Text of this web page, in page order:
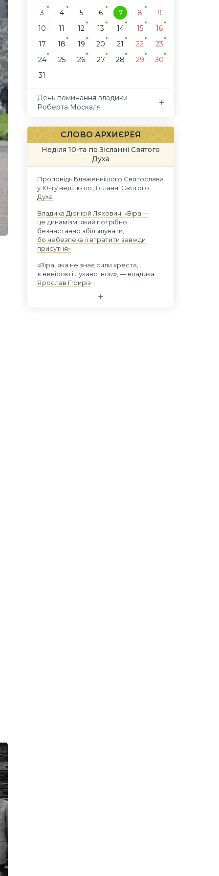
3
4 5 6 7 8
9
10
11 12 13 14 15
16
17
18 19 20 21 22
23
24
25 26 27 28 29
30
31
День поминання владики
Роберта Москаля
СЛОВО АРХИЄРЕЯ
Неділя 10-та по Зісланні Святого
Духа
Проповідь Блаженнішого Святослава
у 10-ту неділю по Зісланні Святого
Духа
Владика Діонісій Ляхович: «Віра —
це динамізм, який потрібно
безнастанно збільшувати,
бо небезпека її втратити завжди
присутня»
«Віра, яка не знає сили хреста,
є невірою і лукавством», — владика
Ярослав Приріз